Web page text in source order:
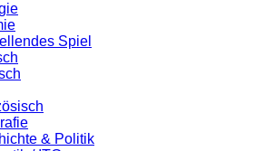
Spiel
& Politik